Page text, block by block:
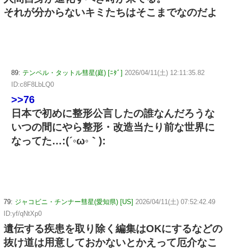
それが分からないキミたちはそこまでなのだよ
89: テンペル・タットル彗星(庭) [ﾆﾀﾞ] 2026/04/11(土) 12:11:35.82
ID:c8F8LbLQ0
>>76
日本で初めに整形公言したの誰なんだろうな
いつの間にやら整形・改造当たり前な世界に
なってた…:(´◦ω◦｀):
79: ジャコビニ・チンナー彗星(愛知県) [US] 2026/04/11(土) 07:52:42.49
ID:yf/qNtXp0
遺伝する疾患を取り除く編集はOKにするなどの
抜け道は用意しておかないとかえって厄介なこ